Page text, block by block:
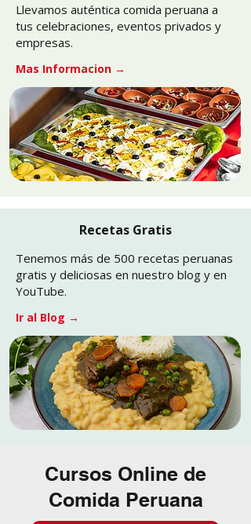
Llevamos auténtica comida peruana a
tus celebraciones, eventos privados y
empresas.
Mas Informacion →
Recetas Gratis
Tenemos más de 500 recetas peruanas
gratis y deliciosas en nuestro blog y en
YouTube.
Ir al Blog →
Cursos Online de
Comida Peruana